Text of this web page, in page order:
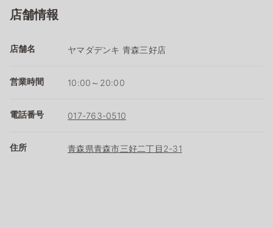
店舗情報
店舗名 ヤマダデンキ 青森三好店
営業時間 10:00～20:00
電話番号 017-763-0510
住所 青森県青森市三好二丁目2-31